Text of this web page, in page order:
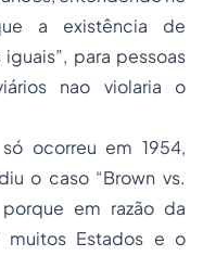
a existência de
para pessoas
nao violaria o
ocorreu em 1954,
o caso “Brown vs.
em razão da
muitos Estados e o